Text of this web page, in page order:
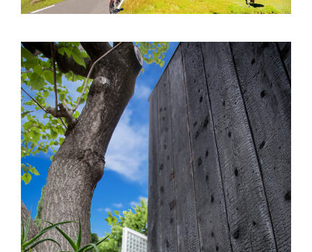
Saint Georges d’Orques (34) – Extension